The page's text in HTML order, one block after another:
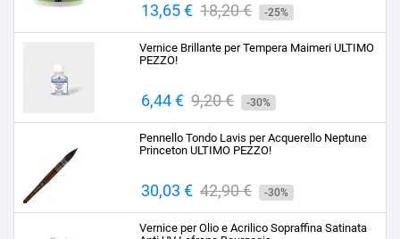
Prezzo
13,65 € Prezzo
base
18,20 € -25%
Vernice Brillante per Tempera Maimeri ULTIMO
PEZZO!
Prezzo
6,44 € Prezzo
base
9,20 € -30%
Pennello Tondo Lavis per Acquerello Neptune
Princeton ULTIMO PEZZO!
Prezzo
30,03 € Prezzo
base
42,90 € -30%
Vernice per Olio e Acrilico Sopraffina Satinata